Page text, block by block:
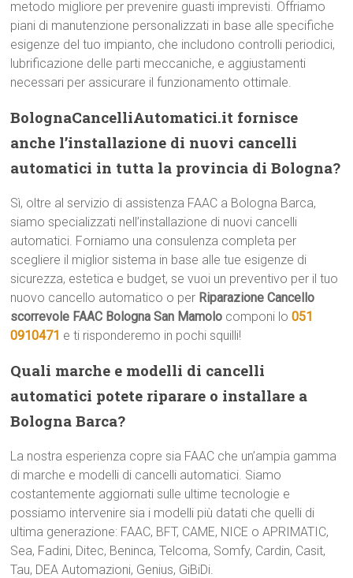
metodo migliore per prevenire guasti imprevisti. Offriamo
piani di manutenzione personalizzati in base alle specifiche
esigenze del tuo impianto, che includono controlli periodici,
lubrificazione delle parti meccaniche, e aggiustamenti
necessari per assicurare il funzionamento ottimale.
BolognaCancelliAutomatici.it fornisce
anche l’installazione di nuovi cancelli
automatici in tutta la provincia di Bologna?
Sì, oltre al servizio di assistenza FAAC a Bologna Barca,
siamo specializzati nell’installazione di nuovi cancelli
automatici. Forniamo una consulenza completa per
scegliere il miglior sistema in base alle tue esigenze di
sicurezza, estetica e budget, se vuoi un preventivo per il tuo
nuovo cancello automatico o per Riparazione Cancello
scorrevole FAAC Bologna San Mamolo componi lo051
0910471 e ti risponderemo in pochi squilli!
Quali marche e modelli di cancelli
automatici potete riparare o installare a
Bologna Barca?
La nostra esperienza copre sia FAAC che un’ampia gamma
di marche e modelli di cancelli automatici. Siamo
costantemente aggiornati sulle ultime tecnologie e
possiamo intervenire sia i modelli più datati che quelli di
ultima generazione: FAAC, BFT, CAME, NICE o APRIMATIC,
Sea, Fadini, Ditec, Beninca, Telcoma, Somfy, Cardin, Casit,
Tau, DEA Automazioni, Genius, GiBiDi.